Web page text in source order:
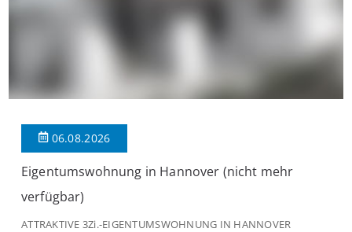
06.08.2026
Eigentumswohnung in Hannover (nicht mehr
verfügbar)
ATTRAKTIVE 3Zi.-EIGENTUMSWOHNUNG IN HANNOVER